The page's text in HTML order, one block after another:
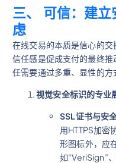
三、 可信：建
虑
在线交易的本质是信心的交
信任感是促成支付的最终
任需要通过多重、显性的方
视觉安全标识的专业
SSL证书与安
用HTTPS加密
形图标外，应
如“VeriSign”